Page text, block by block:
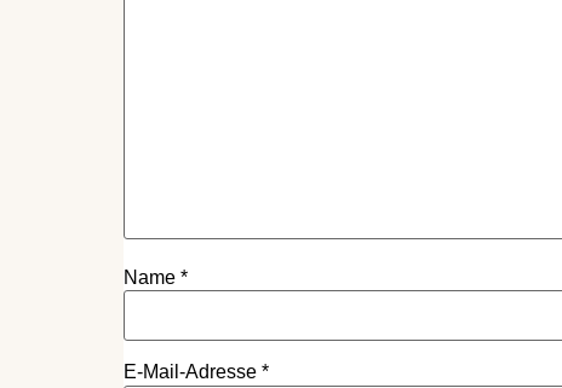
Name *
E-Mail-Adresse *